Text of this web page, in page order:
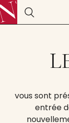
vous sont
entrée